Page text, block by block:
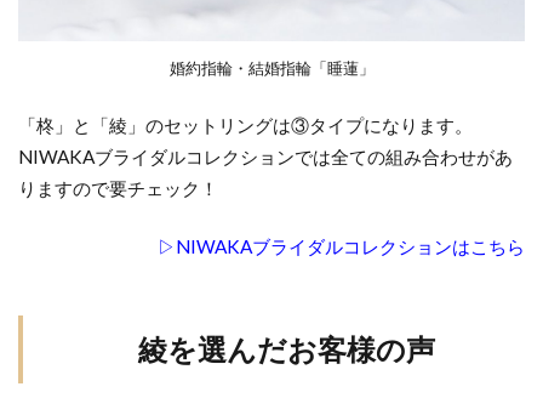
婚約指輪・結婚指輪「睡蓮」
「柊」と「綾」のセットリングは③タイプになります。
NIWAKAブライダルコレクションでは全ての組み合わせがあ
りますので要チェック！
▷NIWAKAブライダルコレクションはこちら
綾を選んだお客様の声